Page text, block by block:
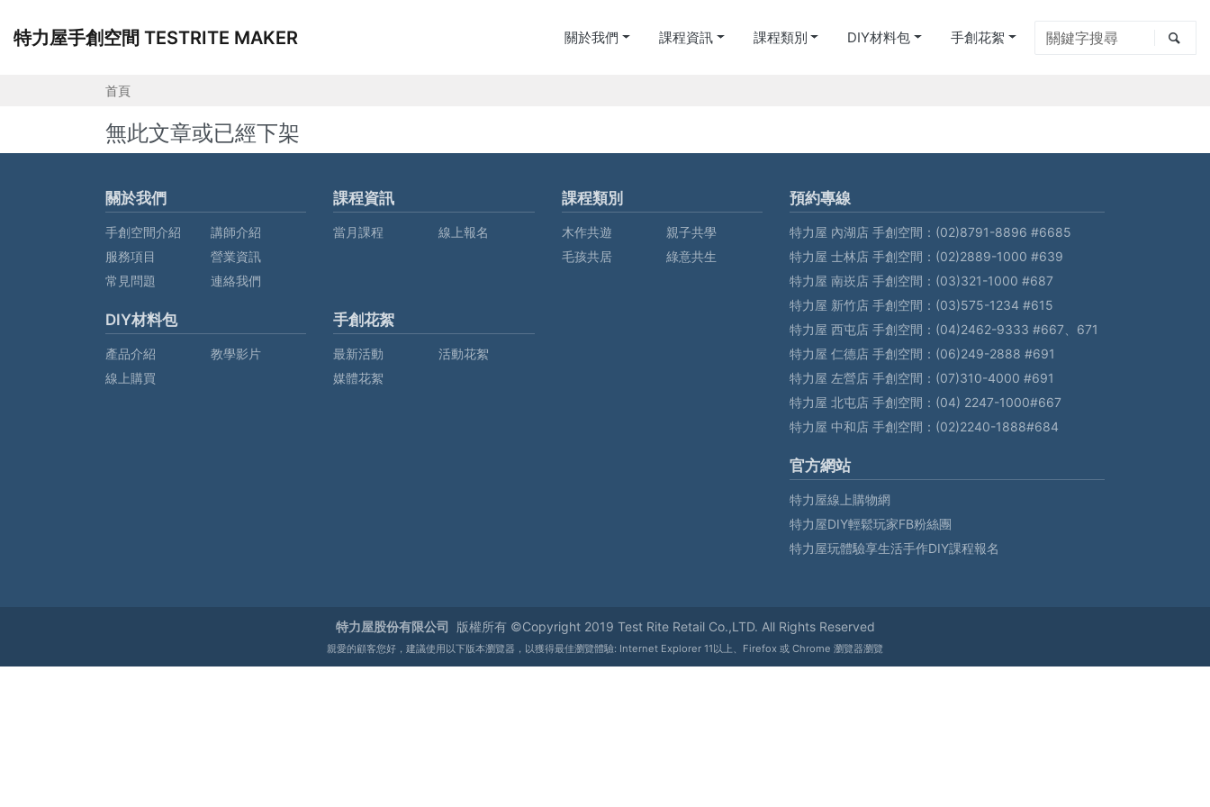
特力屋手創空間 TESTRITE MAKER 關於我們 課程資訊 課程類別 DIY材料包 手創花絮
首頁
無此文章或已經下架
關於我們
手創空間介紹
講師介紹
服務項目
營業資訊
常見問題
連絡我們
課程資訊
當月課程 線上報名
課程類別
木作共遊
親子共學
毛孩共居
綠意共生
DIY材料包
產品介紹
教學影片
線上購買
手創花絮
最新活動
活動花絮
媒體花絮
預約專線
特力屋 內湖店 手創空間： (02)8791-8896 #6685
特力屋 士林店 手創空間： (02)2889-1000 #639
特力屋 南崁店 手創空間： (03)321-1000 #687
特力屋 新竹店 手創空間： (03)575-1234 #615
特力屋 西屯店 手創空間： (04)2462-9333 #667、671
特力屋 仁德店 手創空間： (06)249-2888 #691
特力屋 左營店 手創空間： (07)310-4000 #691
特力屋 北屯店 手創空間： (04) 2247-1000#667
特力屋 中和店 手創空間： (02)2240-1888#684
官方網站
特力屋線上購物網
特力屋DIY輕鬆玩家FB粉絲團
特力屋玩體驗享生活手作DIY課程報名
特力屋股份有限公司 版權所有 ©Copyright 2019 Test Rite Retail Co.,LTD. All Rights Reserved
親愛的顧客您好，建議使用以下版本瀏覽器，以獲得最佳瀏覽體驗: Internet Explorer 11以上、Firefox 或 Chrome 瀏覽器瀏覽